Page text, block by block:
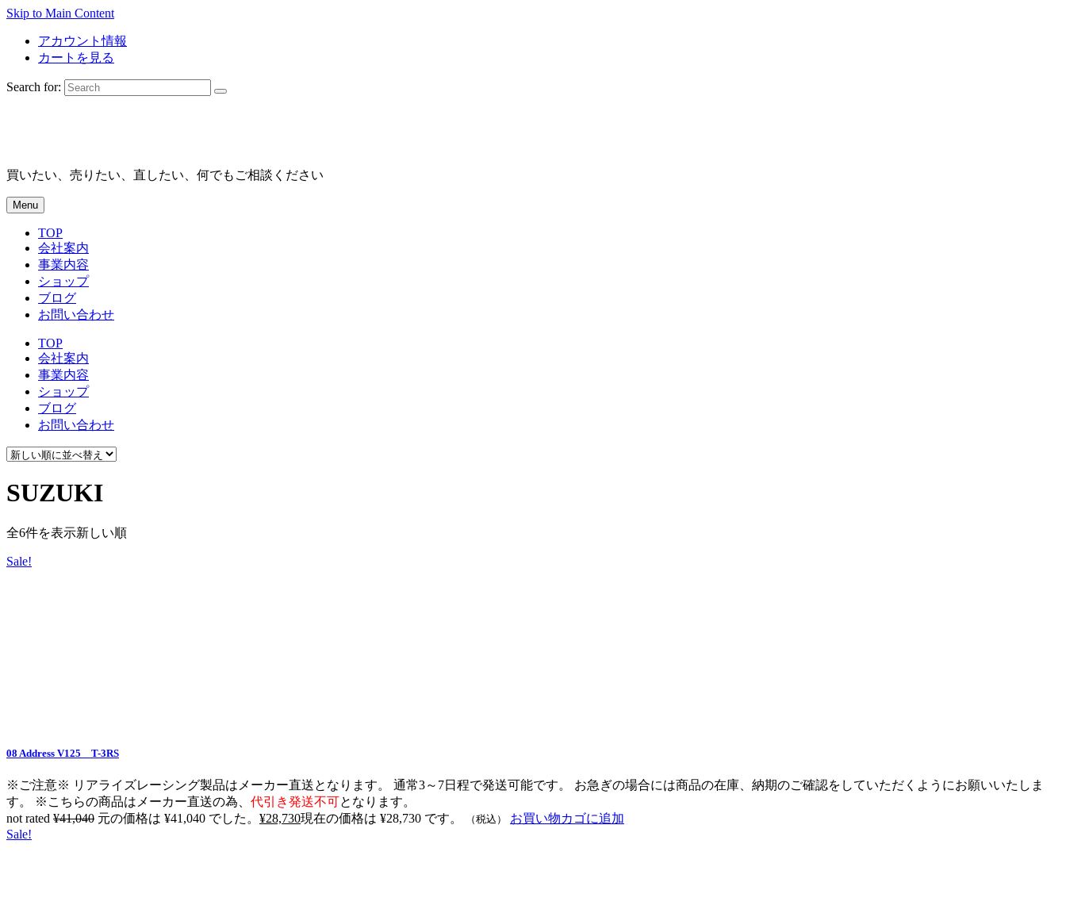
Skip to Main Content
アカウント情報
カートを見る
Search for:
買いたい、売りたい、直したい、何でもご相談ください
Menu
TOP
会社案内
事業内容
ショップ
ブログ
お問い合わせ
TOP
会社案内
事業内容
ショップ
ブログ
お問い合わせ
SUZUKI
全6件を表示新しい順
Sale!
08 Address V125 T-3RS
※ご注意※ リアライズレーシング製品はメーカー直送となります。 通常3～7日程で発送可能です。 お急ぎの場合には商品の在庫、納期のご確認をしていただくようにお願いいたしま
す。 ※こちらの商品はメーカー直送の為、 代引き発送不可となります。
not rated ¥41,040 元の価格は ¥41,040 でした。 ¥28,730現在の価格は ¥28,730 です。 （税込）
お買い物カゴに追加
Sale!